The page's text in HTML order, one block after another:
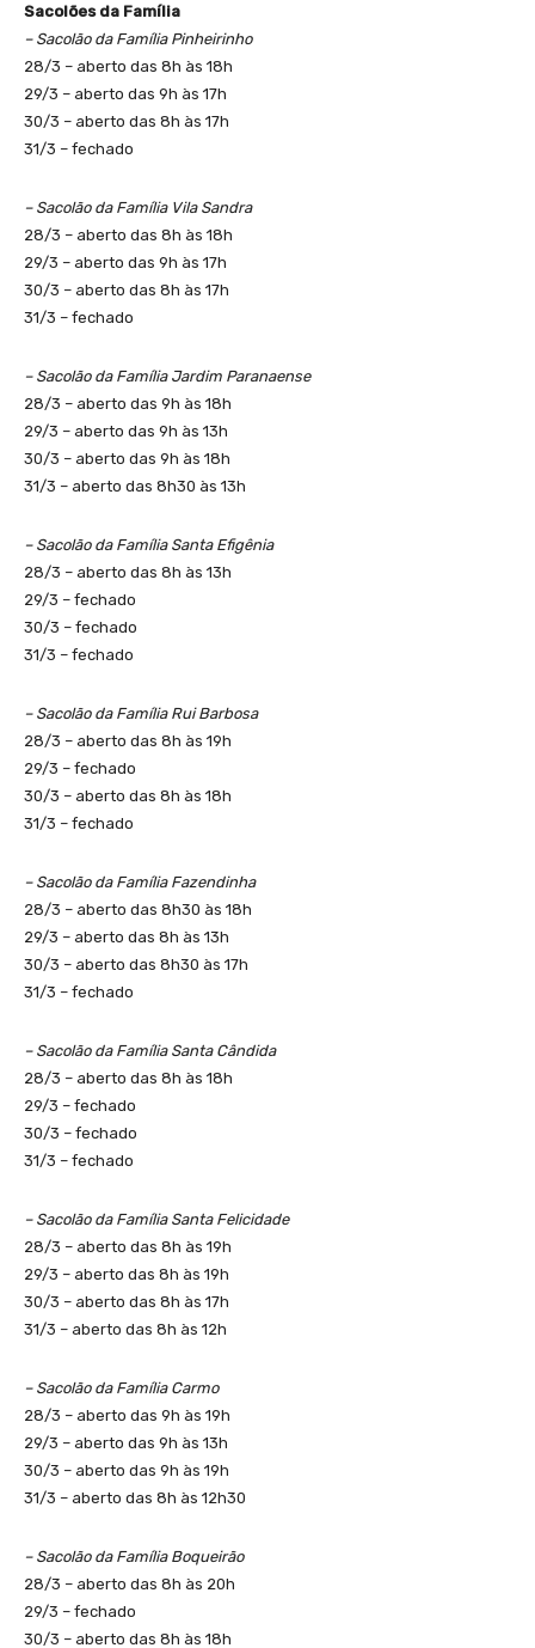
Sacolões da Família
– Sacolão da Família Pinheirinho
28/3 – aberto das 8h às 18h
29/3 – aberto das 9h às 17h
30/3 – aberto das 8h às 17h
31/3 – fechado
– Sacolão da Família Vila Sandra
28/3 – aberto das 8h às 18h
29/3 – aberto das 9h às 17h
30/3 – aberto das 8h às 17h
31/3 – fechado
– Sacolão da Família Jardim Paranaense
28/3 – aberto das 9h às 18h
29/3 – aberto das 9h às 13h
30/3 – aberto das 9h às 18h
31/3 – aberto das 8h30 às 13h
– Sacolão da Família Santa Efigênia
28/3 – aberto das 8h às 13h
29/3 – fechado
30/3 – fechado
31/3 – fechado
– Sacolão da Família Rui Barbosa
28/3 – aberto das 8h às 19h
29/3 – fechado
30/3 – aberto das 8h às 18h
31/3 – fechado
– Sacolão da Família Fazendinha
28/3 – aberto das 8h30 às 18h
29/3 – aberto das 8h às 13h
30/3 – aberto das 8h30 às 17h
31/3 – fechado
– Sacolão da Família Santa Cândida
28/3 – aberto das 8h às 18h
29/3 – fechado
30/3 – fechado
31/3 – fechado
– Sacolão da Família Santa Felicidade
28/3 – aberto das 8h às 19h
29/3 – aberto das 8h às 19h
30/3 – aberto das 8h às 17h
31/3 – aberto das 8h às 12h
– Sacolão da Família Carmo
28/3 – aberto das 9h às 19h
29/3 – aberto das 9h às 13h
30/3 – aberto das 9h às 19h
31/3 – aberto das 8h às 12h30
– Sacolão da Família Boqueirão
28/3 – aberto das 8h às 20h
29/3 – fechado
30/3 – aberto das 8h às 18h